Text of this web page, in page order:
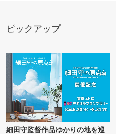
ピックアップ
細田守監督作品ゆかりの地を巡